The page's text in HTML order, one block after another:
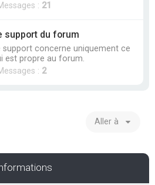
: 21
support du forum
support concerne uniquement ce
est propre au forum.
: 2
Aller à